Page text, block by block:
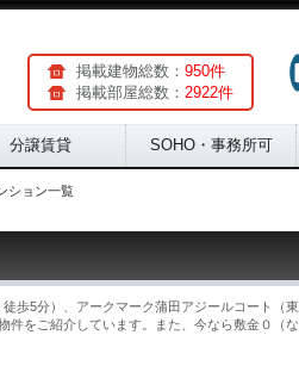
掲載建物総数： 950件
掲載部屋総数： 2922件
分譲賃貸 SOHO・事務所可
ション一覧
歩5分）、アークマーク蒲田アジールコート（東
件をご紹介しています。また、今なら敷金０（な